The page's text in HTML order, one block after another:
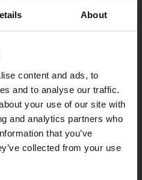
About
content and ads, to
and to analyse our traffic.
your use of our site with
and analytics partners who
that you’ve
collected from your use